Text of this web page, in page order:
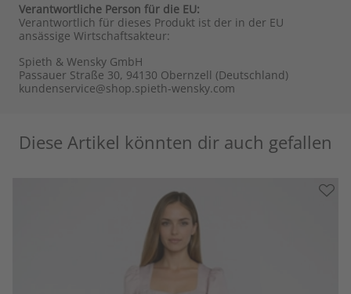
Verantwortliche Person für die EU:
Verantwortlich für dieses Produkt ist der in der EU
ansässige Wirtschaftsakteur:
Spieth & Wensky GmbH
Passauer Straße 30, 94130 Obernzell (Deutschland)
kundenservice@shop.spieth-wensky.com
Diese Artikel könnten dir auch gefallen